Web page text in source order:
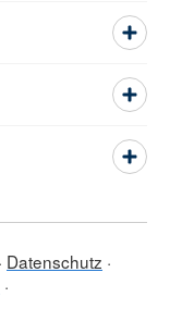
Datenschutz